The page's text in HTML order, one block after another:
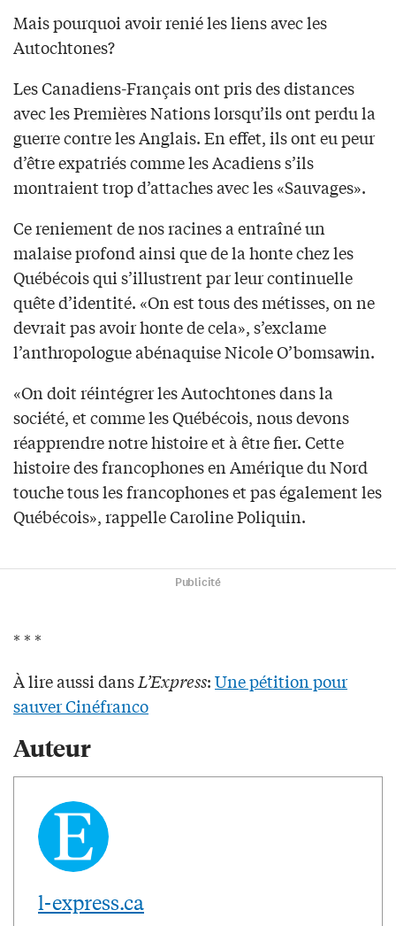
Mais pourquoi avoir renié les liens avec les
Autochtones?
Les Canadiens-Français ont pris des distances
avec les Premières Nations lorsqu’ils ont perdu la
guerre contre les Anglais. En effet, ils ont eu peur
d’être expatriés comme les Acadiens s’ils
montraient trop d’attaches avec les «Sauvages».
Ce reniement de nos racines a entraîné un
malaise profond ainsi que de la honte chez les
Québécois qui s’illustrent par leur continuelle
quête d’identité. «On est tous des métisses, on ne
devrait pas avoir honte de cela», s’exclame
l’anthropologue abénaquise Nicole O’bomsawin.
«On doit réintégrer les Autochtones dans la
société, et comme les Québécois, nous devons
réapprendre notre histoire et à être fier. Cette
histoire des francophones en Amérique du Nord
touche tous les francophones et pas également les
Québécois», rappelle Caroline Poliquin.
Publicité
* * *
À lire aussi dansL’Express:Une pétition pour
sauver Cinéfranco
Auteur
l-express.ca